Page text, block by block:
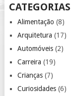
CATEGORIAS
Alimentação (8)
Arquitetura (17)
Automóveis(2)
Carreira (19)
Crianças(7)
Curiosidades(6)